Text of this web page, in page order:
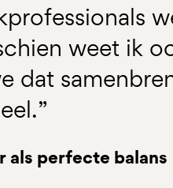
weet ik
dat
als perfecte balans